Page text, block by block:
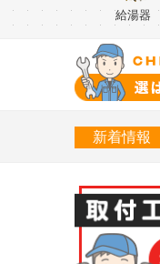
給湯器
新着情報
間中の営業について